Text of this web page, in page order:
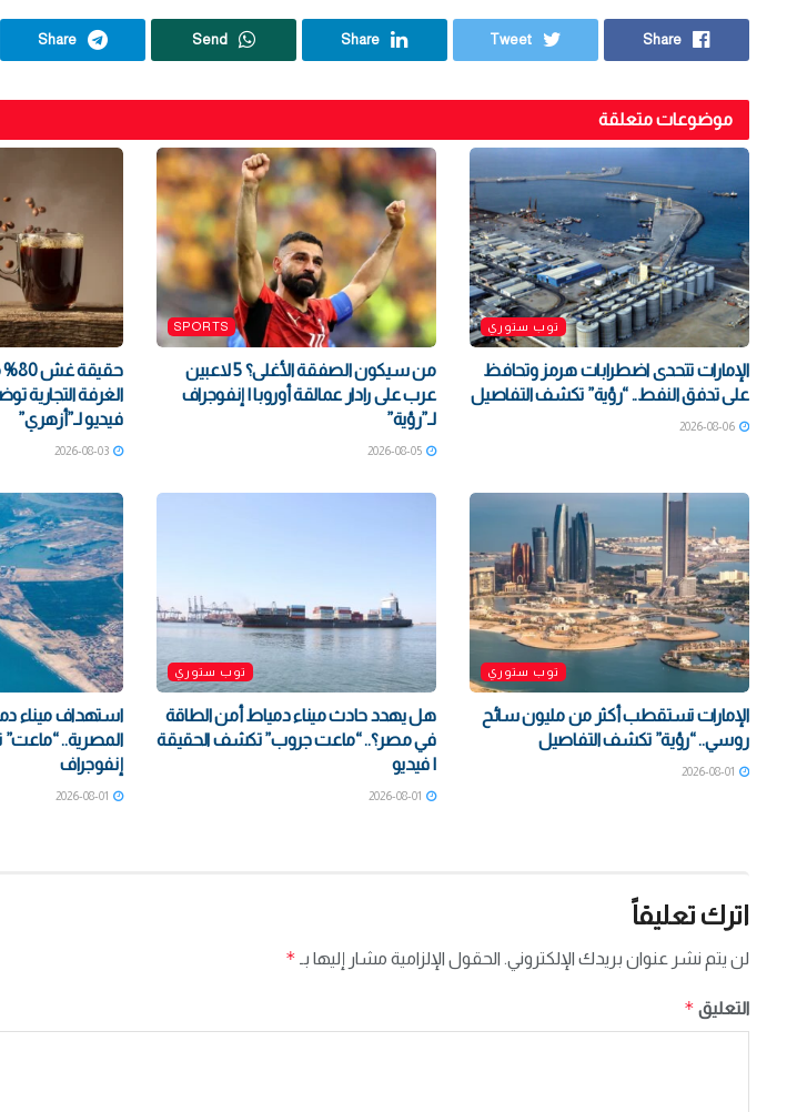
Share
Tweet
Share
Send
Share
موضوعات متعلقة
توب ستوري
الإمارات تتحدى اضطرابات هرمز وتحافظ
على تدفق النفط.. “رؤية” تكشف التفاصيل
2026-08-06
SPORTS
من سيكون الصفقة الأغلى؟ 5 لاعبين
عرب على رادار عمالقة أوروبا | إنفوجراف
لـ”رؤية”
2026-08-05
الغرفة التجارية
فيديو لـ”أزهري”
2026-08-03
توب ستوري
الإمارات تستقطب أكثر من مليون سائح
روسي.. “رؤية” تكشف التفاصيل
توب ستوري
هل يهدد حادث ميناء دمياط أمن الطاقة
في مصر؟.. “ماعت جروب” تكشف الحقيقة
| فيديو
استهداف ميناء
المصرية..
إنفوجراف
اترك تعليقاً
لن يتم نشر عنوان بريدك الإلكتروني. الحقول الإلزامية مشار إليها بـ *
التعليق *